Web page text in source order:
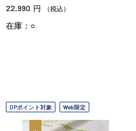
22,990 円 （税込）
在庫：○
OPポイント対象 Web限定